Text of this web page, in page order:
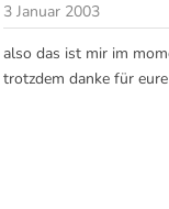
3 Januar 2003
also das ist mir im
trotzdem danke für